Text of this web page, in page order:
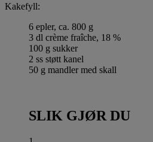
Kakefyll:
6 epler, ca. 800 g
3 dl crème fraîche, 18 %
100 g sukker
2 ss støtt kanel
50 g mandler med skall
SLIK GJØR DU